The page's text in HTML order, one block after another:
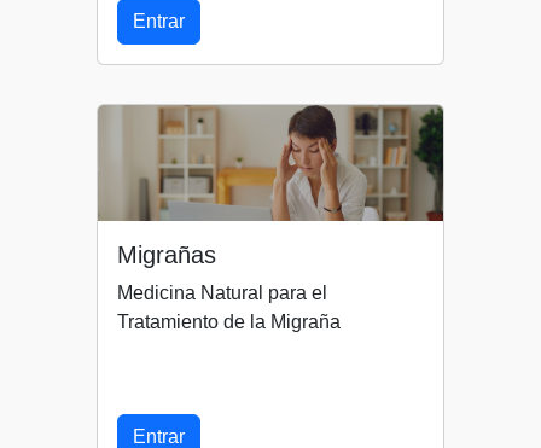
Entrar
Migrañas
Medicina Natural para el
Tratamiento de la Migraña
Entrar